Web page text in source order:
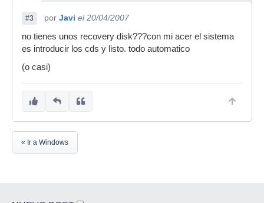
#3 por Javi el 20/04/2007
no tienes unos recovery disk???con mi acer el sistema
es introducir los cds y listo. todo automatico
(o casi)
« Ir a Windows